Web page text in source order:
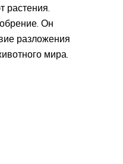
растения.
Он
разложения
мира.